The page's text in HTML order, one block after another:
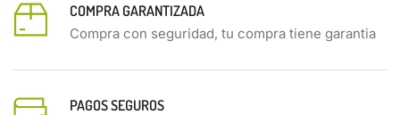
COMPRA GARANTIZADA
Compra con seguridad, tu compra tiene garantia
PAGOS SEGUROS